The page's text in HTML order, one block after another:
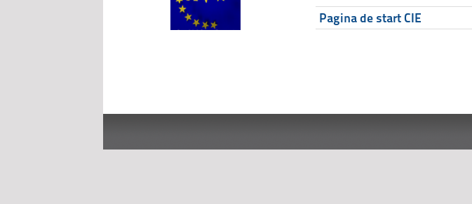
Pagina de start CIE